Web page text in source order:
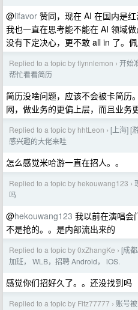
@lifavor 赞同，现在 AI 在国内是红
我也一直在思考能不能在 AI 领域
没有下定决心，更不敢 all in 了。
Replied to a topic by flynnlemon › 开始
帮忙看看简历
简历没啥问题，应该不会被卡简历
网，做业务的更偏上层，而且业务
Replied to a topic by hhtLeon › [上海] [
感兴趣的大佬来哇
怎么感觉米哈游一直在招人。。
Replied to a topic by hekouwang123 ›
吗
@hekouwang123 我以前在演唱会
不是抢的。。是内部流出来的
Replied to a topic by 0xZhangKe › [成
加班， WLB，招聘 Android， iOS.
感觉你们招好久了。。还没找到吗
Replied to a topic by Fitz77777 › 账号